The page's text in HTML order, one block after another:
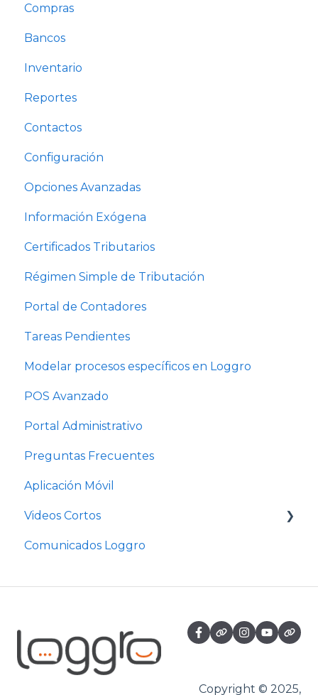
Compras
Bancos
Inventario
Reportes
Contactos
Configuración
Opciones Avanzadas
Información Exógena
Certificados Tributarios
Régimen Simple de Tributación
Portal de Contadores
Tareas Pendientes
Modelar procesos específicos en Loggro
POS Avanzado
Portal Administrativo
Preguntas Frecuentes
Aplicación Móvil
Videos Cortos
Videos Cortos Pymes
Comunicados Loggro
Copyright © 2025,